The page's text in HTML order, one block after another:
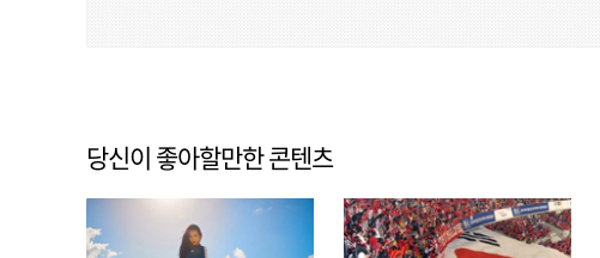
당신이 좋아할만한 콘텐츠